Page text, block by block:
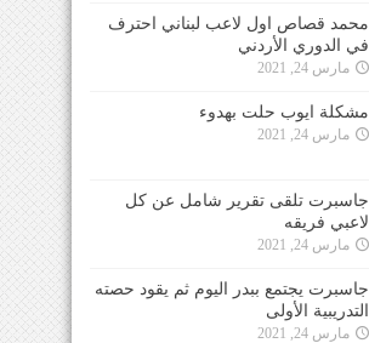
محمد قصاص اول لاعب لبناني احترف
في الدوري الأردني
مارس 24, 2021
مشكلة ايوب حلت بهدوء
مارس 24, 2021
جاسبرت تلقى تقرير شامل عن كل
لاعبي فريقه
مارس 24, 2021
جاسبرت يجتمع ببدر اليوم ثم يقود حصته
التدريبية الأولى
مارس 24, 2021